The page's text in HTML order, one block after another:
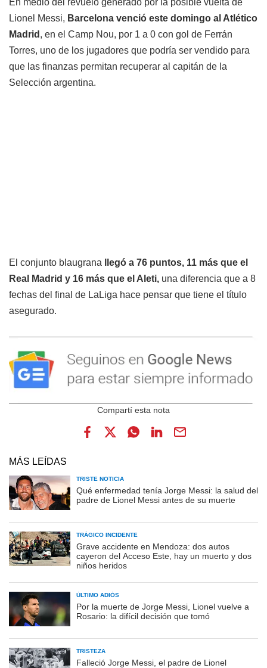
Lionel Messi, Barcelona venció este domingo al Atlético
Madrid , en el Camp Nou, por 1 a 0 con gol de Ferrán
Torres, uno de los jugadores que podría ser vendido para
que las finanzas permitan recuperar al capitán de la
Selección argentina.
El conjunto blaugrana llegó a 76 puntos, 11 más que el
Real Madrid y 16 más que el Aleti, una diferencia que a 8
fechas del final de LaLiga hace pensar que tiene el título
asegurado.
MÁS LEÍDAS
TRISTE NOTICIA
Qué enfermedad tenía Jorge Messi: la salud del
padre de Lionel Messi antes de su muerte
TRÁGICO INCIDENTE
Grave accidente en Mendoza: dos autos
cayeron del Acceso Este, hay un muerto y dos
niños heridos
ÚLTIMO ADIÓS
Por la muerte de Jorge Messi, Lionel vuelve a
Rosario: la difícil decisión que tomó
TRISTEZA
Falleció Jorge Messi, el padre de Lionel